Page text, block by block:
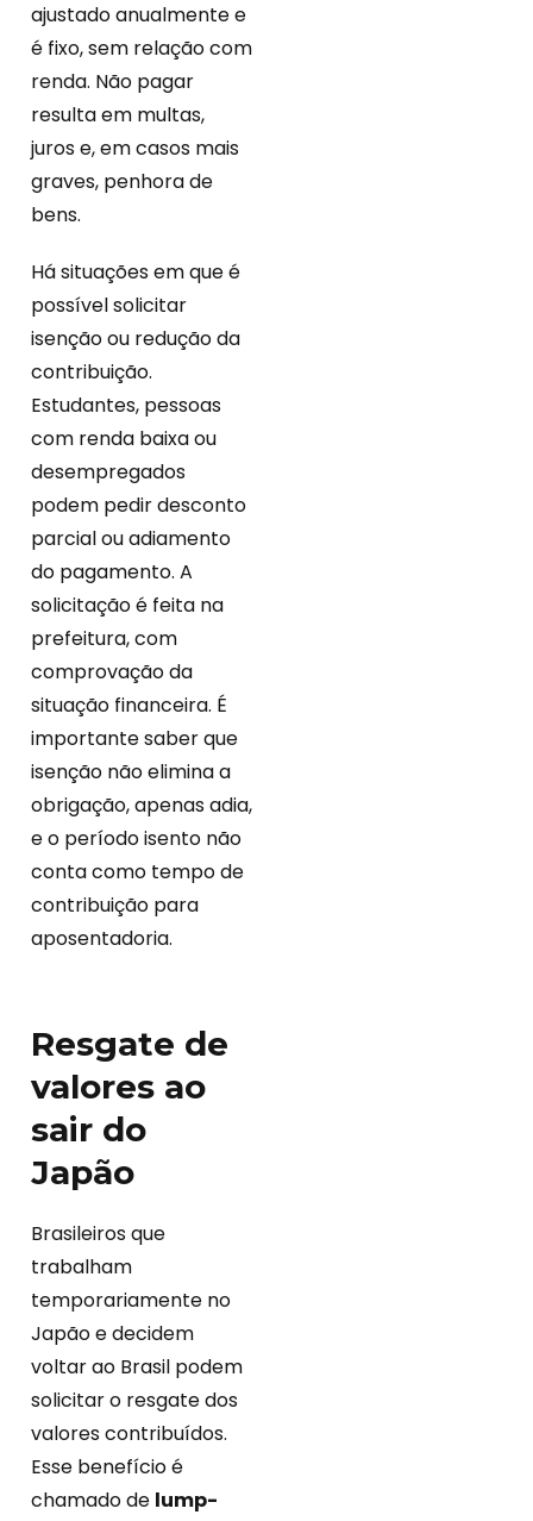
ajustado anualmente e
é fixo, sem relação com
renda. Não pagar
resulta em multas,
juros e, em casos mais
graves, penhora de
bens.
Há situações em que é
possível solicitar
isenção ou redução da
contribuição.
Estudantes, pessoas
com renda baixa ou
desempregados
podem pedir desconto
parcial ou adiamento
do pagamento. A
solicitação é feita na
prefeitura, com
comprovação da
situação financeira. É
importante saber que
isenção não elimina a
obrigação, apenas adia,
e o período isento não
conta como tempo de
contribuição para
aposentadoria.
Resgate de
valores ao
sair do
Japão
Brasileiros que
trabalham
temporariamente no
Japão e decidem
voltar ao Brasil podem
solicitar o resgate dos
valores contribuídos.
Esse benefício é
chamado de lump-